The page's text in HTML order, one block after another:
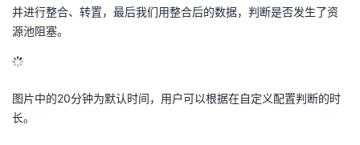
并进行整合、转置，最后我们用整合后的数据，判断是否发生了资
源池阻塞。
图片中的20分钟为默认时间，用户可以根据在自定义配置判断的时
长。